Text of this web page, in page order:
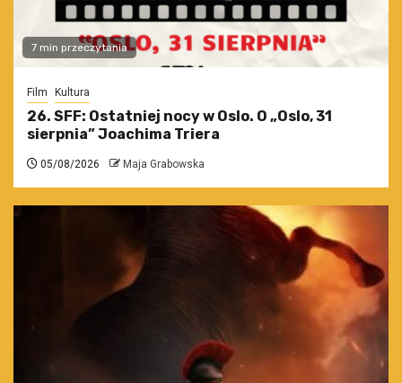
7 min przeczytania
Film Kultura
26. SFF: Ostatniej nocy w Oslo. O „Oslo, 31
sierpnia” Joachima Triera
05/08/2026 Maja Grabowska